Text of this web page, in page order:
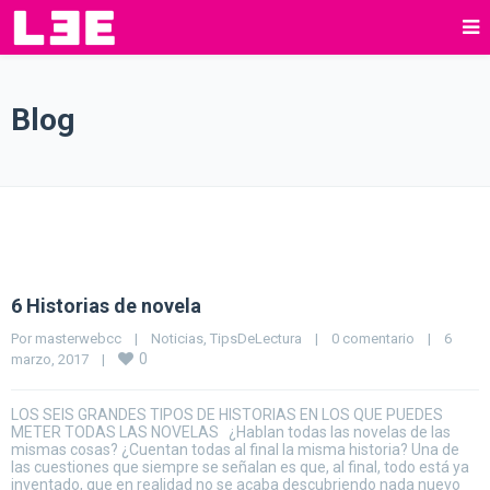
Blog
6 Historias de novela
Por masterwebcc | Noticias, TipsDeLectura | 0 comentario |
6
marzo, 2017 | 0
LOS SEIS GRANDES TIPOS DE HISTORIAS EN LOS QUE PUEDES
METER TODAS LAS NOVELAS ¿Hablan todas las novelas de las
mismas cosas? ¿Cuentan todas al final la misma historia? Una de
las cuestiones que siempre se señalan es que, al final, todo está ya
inventado, que en realidad no se acaba descubriendo nada nuevo